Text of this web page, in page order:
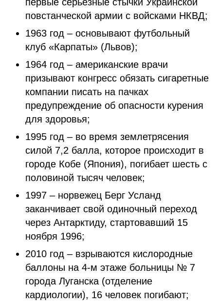
повстанческой армии с войсками НКВД;
1963 год – основывают футбольный
клуб «Карпаты» (Львов);
1964 год – американские врачи
призывают конгресс обязать сигаретные
компании писать на пачках
предупреждение об опасности курения
для здоровья;
1995 год – во время землетрясения
силой 7,2 балла, которое происходит в
городе Кобе (Япония), погибает шесть с
половиной тысяч человек;
1997 – норвежец Берг Усланд
заканчивает свой одиночный переход
через Антарктиду, стартовавший 15
ноября 1996;
2010 год – взрываются кислородные
баллоны на 4-м этаже больницы № 7
города Луганска (отделение
кардиологии), 16 человек погибают;